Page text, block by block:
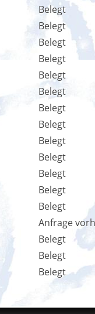
Belegt
Belegt
Belegt
Belegt
Belegt
Belegt
Belegt
Belegt
Belegt
Belegt
Belegt
Belegt
Belegt
Anfrage
Belegt
Belegt
Belegt